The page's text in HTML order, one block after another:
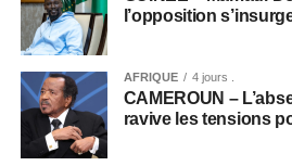
l’opposition
AFRIQUE 4 jours .
CAMEROUN –
ravive les tensions